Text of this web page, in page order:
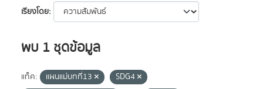
เรียงโดย
พบ 1 ชุดข้อมูล
แท็ค: แผนแม่บทที่13
SDG4